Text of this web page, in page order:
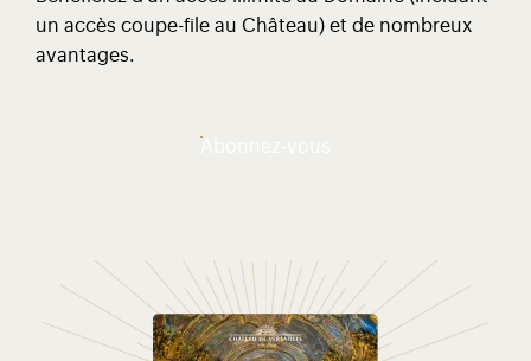
un accès coupe-file au Château) et de nombreux
avantages.